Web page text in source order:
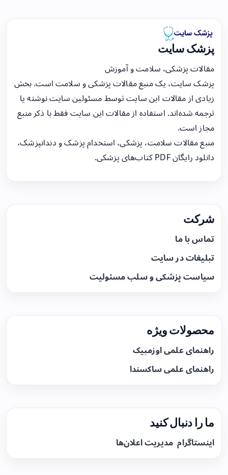
پزشک سایت
مقالات پزشکی، سلامت و آموزش
پزشک سایت، یک منبع مقالات پزشکی و سلامت است. بخش
زیادی از مقالات این سایت توسط مسئولین سایت نوشته یا
ترجمه شده‌اند. استفاده از مقالات این سایت فقط با ذکر منبع
مجاز است.
منبع مقالات سلامت، پزشکی، استخدام پزشک و دندانپزشک،
دانلود رایگان PDF کتاب‌های پزشکی.
شرکت
تماس با ما
تبلیغات در سایت
سیاست پزشکی و سلب مسئولیت
محصولات ویژه
راهنمای علمی اوزمپیک
راهنمای علمی ساکسندا
ما را دنبال کنید
اینستاگرام مدیریت اعلان‌ها